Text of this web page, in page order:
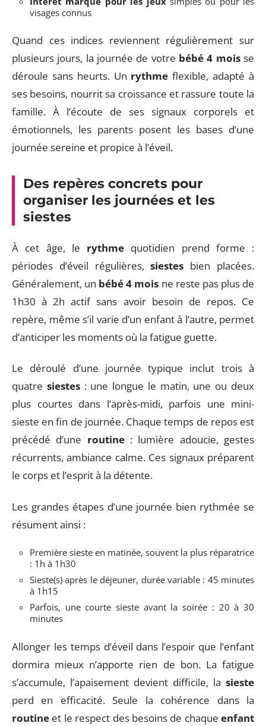
visages connus
Quand ces indices reviennent régulièrement sur
plusieurs jours, la journée de votre bébé 4 moisse
déroule sans heurts. Un rythme flexible, adapté à
ses besoins, nourrit sa croissance et rassure toute la
famille. À l’écoute de ses signaux corporels et
émotionnels, les parents posent les bases d’une
journée sereine et propice à l’éveil.
Des repères concrets pour
organiser les journées et les
siestes
À cet âge, le rythme quotidien prend forme :
périodes d’éveil régulières,siestes bien placées.
Généralement, un bébé 4 mois ne reste pas plus de
1h30 à 2h actif sans avoir besoin de repos. Ce
repère, même s’il varie d’un enfant à l’autre, permet
d’anticiper les moments où la fatigue guette.
Le déroulé d’une journée typique inclut trois à
quatre siestes: une longue le matin, une ou deux
plus courtes dans l’après-midi, parfois une mini-
sieste en fin de journée. Chaque temps de repos est
précédé d’une routine: lumière adoucie, gestes
récurrents, ambiance calme. Ces signaux préparent
le corps et l’esprit à la détente.
Les grandes étapes d’une journée bien rythmée se
résument ainsi :
Première sieste en matinée, souvent la plus réparatrice
: 1h à 1h30
Sieste(s) après le déjeuner, durée variable : 45 minutes
à 1h15
Parfois, une courte sieste avant la soirée : 20 à 30
minutes
Allonger les temps d’éveil dans l’espoir que l’enfant
dormira mieux n’apporte rien de bon. La fatigue
s’accumule, l’apaisement devient difficile, la sieste
perd en efficacité. Seule la cohérence dans la
routine et le respect des besoins de chaque enfant